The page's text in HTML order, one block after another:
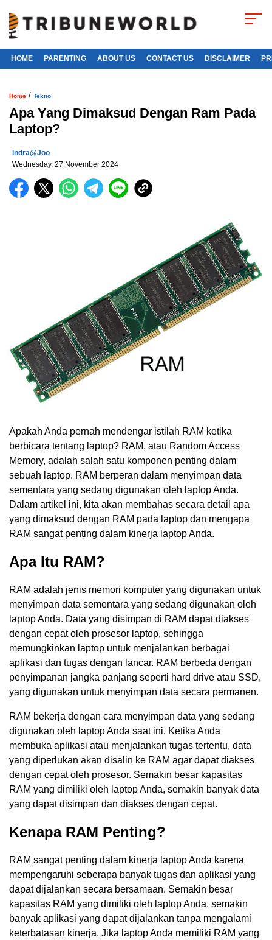
HOME PARENTING ABOUT US CONTACT US DISCLAIMER
Home / Tekno
Apa Yang Dimaksud Dengan Ram Pada
Laptop?
Indra@joo
Wednesday, 27 November 2024
Apakah Anda pernah mendengar istilah RAM ketika
berbicara tentang laptop? RAM, atau Random Access
Memory, adalah salah satu komponen penting dalam
sebuah laptop. RAM berperan dalam menyimpan data
sementara yang sedang digunakan oleh laptop Anda.
Dalam artikel ini, kita akan membahas secara detail apa
yang dimaksud dengan RAM pada laptop dan mengapa
RAM sangat penting dalam kinerja laptop Anda.
Apa Itu RAM?
RAM adalah jenis memori komputer yang digunakan untuk
menyimpan data sementara yang sedang digunakan oleh
laptop Anda. Data yang disimpan di RAM dapat diakses
dengan cepat oleh prosesor laptop, sehingga
memungkinkan laptop untuk menjalankan berbagai
aplikasi dan tugas dengan lancar. RAM berbeda dengan
penyimpanan jangka panjang seperti hard drive atau SSD,
yang digunakan untuk menyimpan data secara permanen.
RAM bekerja dengan cara menyimpan data yang sedang
digunakan oleh laptop Anda saat ini. Ketika Anda
membuka aplikasi atau menjalankan tugas tertentu, data
yang diperlukan akan disalin ke RAM agar dapat diakses
dengan cepat oleh prosesor. Semakin besar kapasitas
RAM yang dimiliki oleh laptop Anda, semakin banyak data
yang dapat disimpan dan diakses dengan cepat.
Kenapa RAM Penting?
RAM sangat penting dalam kinerja laptop Anda karena
mempengaruhi seberapa banyak tugas dan aplikasi yang
dapat dijalankan secara bersamaan. Semakin besar
kapasitas RAM yang dimiliki oleh laptop Anda, semakin
banyak aplikasi yang dapat dijalankan tanpa mengalami
keterbatasan kinerja. Jika laptop Anda memiliki RAM yang